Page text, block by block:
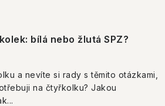
bílá nebo žlutá SPZ?
a nevíte si rady s těmito otázkami,
na čtyřkolku? Jakou